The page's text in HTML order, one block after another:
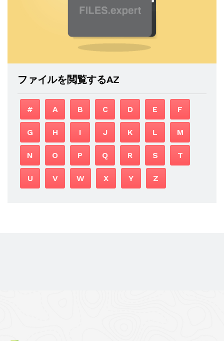
ファイルを閲覧するAZ
# A B C D E F
G H I J K L M
N O P Q R S T
U V W X Y Z